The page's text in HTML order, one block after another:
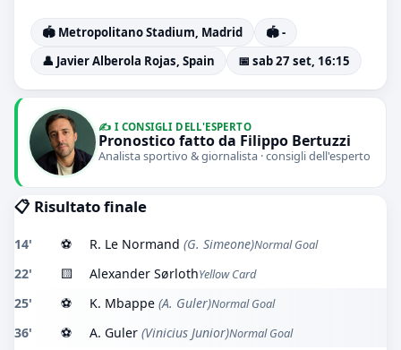
🏟️ Metropolitano Stadium, Madrid
🏟️ -
👤 Javier Alberola Rojas, Spain
📅 sab 27 set, 16:15
✍️ I CONSIGLI DELL'ESPERTO
Pronostico fatto da Filippo Bertuzzi
Analista sportivo & giornalista · consigli dell'esperto
📋 Risultato finale
14' ⚽ R. Le Normand (G. Simeone)Normal Goal
22' 🟨 Alexander SørlothYellow Card
25' ⚽ K. Mbappe (A. Guler)Normal Goal
36' ⚽ A. Guler (Vinicius Junior)Normal Goal